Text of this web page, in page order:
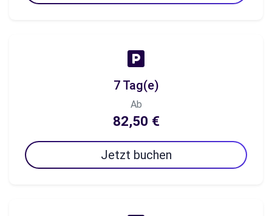
7 Tag(e)
Ab
82,50 €
Jetzt buchen